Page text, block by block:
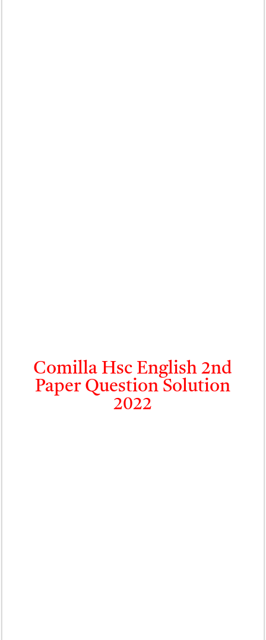
Comilla Hsc English 2nd
Paper Question Solution
2022